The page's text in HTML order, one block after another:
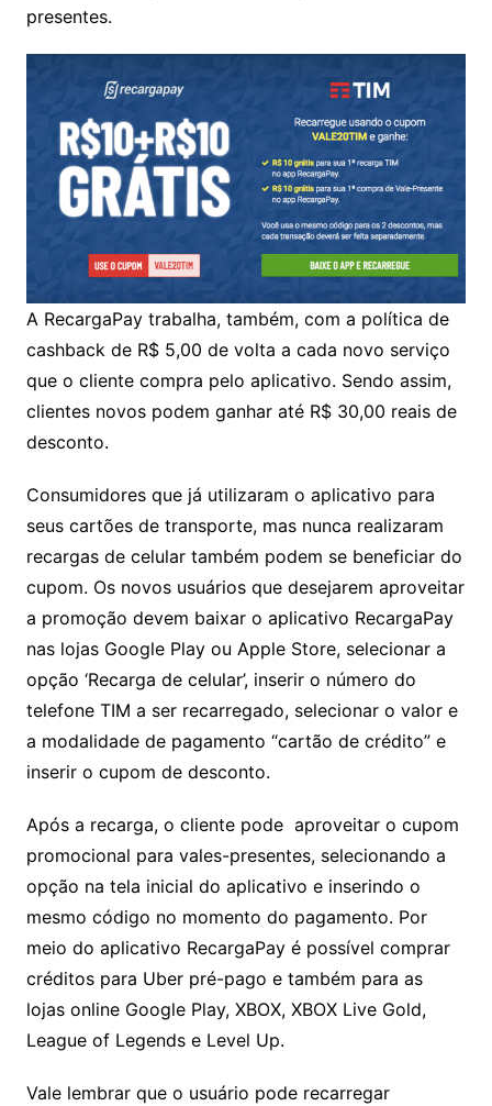
presentes.
A RecargaPay trabalha, também, com a política de
cashback de R$ 5,00 de volta a cada novo serviço
que o cliente compra pelo aplicativo. Sendo assim,
clientes novos podem ganhar até R$ 30,00 reais de
desconto.
Consumidores que já utilizaram o aplicativo para
seus cartões de transporte, mas nunca realizaram
recargas de celular também podem se beneficiar do
cupom. Os novos usuários que desejarem aproveitar
a promoção devem baixar o aplicativo RecargaPay
nas lojas Google Play ou Apple Store, selecionar a
opção ‘Recarga de celular’, inserir o número do
telefone TIM a ser recarregado, selecionar o valor e
a modalidade de pagamento “cartão de crédito” e
inserir o cupom de desconto.
Após a recarga, o cliente pode aproveitar o cupom
promocional para vales-presentes, selecionando a
opção na tela inicial do aplicativo e inserindo o
mesmo código no momento do pagamento. Por
meio do aplicativo RecargaPay é possível comprar
créditos para Uber pré-pago e também para as
lojas online Google Play, XBOX, XBOX Live Gold,
League of Legends e Level Up.
Vale lembrar que o usuário pode recarregar